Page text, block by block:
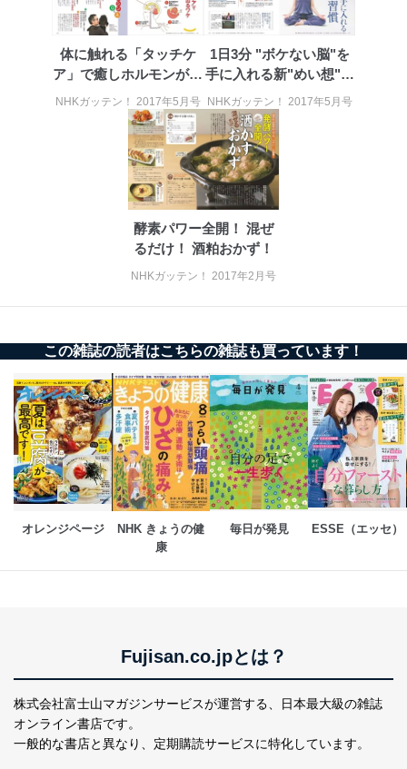
体に触れる「タッチケ
ア」で癒しホルモンが出
るわけ
NHKガッテン！ 2017年5月号
1日3分 "ボケない脳"を
手に入れる新"めい想"習
NHKガッテン！ 2017年5月号
酵素パワー全開！ 混ぜ
るだけ！ 酒粕おかず！
NHKガッテン！ 2017年2月号
この雑誌の読者はこちらの雑誌も買っています！
オレンジページ
NHK きょうの健
康
毎日が発見 ESSE（エッセ）
Fujisan.co.jpとは？
株式会社富士山マガジンサービスが運営する、
日本最大級の雑誌
オンライン書店です。
一般的な書店と異なり、 定期購読サービスに特化しています。